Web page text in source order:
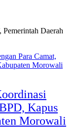
Daerah
Kapus
Morowali